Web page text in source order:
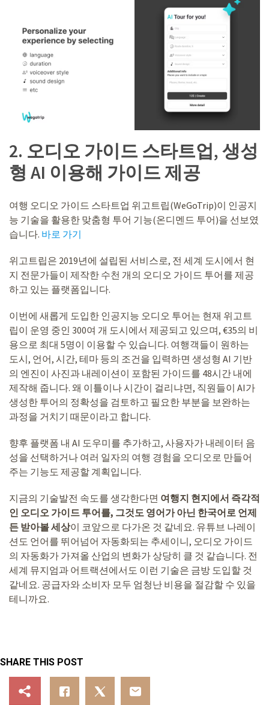
2. 오디오 가이드 스타트업, 생성
형 AI 이용해 가이드 제공
여행 오디오 가이드 스타트업 위고트립(WeGoTrip)이 인공지
능 기술을 활용한 맞춤형 투어 기능(온디멘드 투어)을 선보였
습니다. 바로 가기
위고트립은 2019년에 설립된 서비스로, 전 세계 도시에서 현
지 전문가들이 제작한 수천 개의 오디오 가이드 투어를 제공
하고 있는 플랫폼입니다.
이번에 새롭게 도입한 인공지능 오디오 투어는 현재 위고트
립이 운영 중인 300여 개 도시에서 제공되고 있으며, €35의 비
용으로 최대 5명이 이용할 수 있습니다. 여행객들이 원하는
도시, 언어, 시간, 테마 등의 조건을 입력하면 생성형 AI 기반
의 엔진이 사진과 내레이션이 포함된 가이드를 48시간 내에
제작해 줍니다. 왜 이틀이나 시간이 걸리냐면, 직원들이 AI가
생성한 투어의 정확성을 검토하고 필요한 부분을 보완하는
과정을 거치기 때문이라고 합니다.
향후 플랫폼 내 AI 도우미를 추가하고, 사용자가 내레이터 음
성을 선택하거나 여러 일자의 여행 경험을 오디오로 만들어
주는 기능도 제공할 계획입니다.
지금의 기술발전 속도를 생각한다면 여행지 현지에서 즉각적
인 오디오 가이드 투어를, 그것도 영어가 아닌 한국어로 언제
든 받아볼 세상이 코앞으로 다가온 것 같네요. 유튜브 나레이
션도 언어를 뛰어넘어 자동화되는 추세이니, 오디오 가이드
의 자동화가 가져올 산업의 변화가 상당히 클 것 같습니다. 전
세계 뮤지엄과 어트랙션에서도 이런 기술은 금방 도입할 것
같네요. 공급자와 소비자 모두 엄청난 비용을 절감할 수 있을
테니까요.
SHARE THIS POST